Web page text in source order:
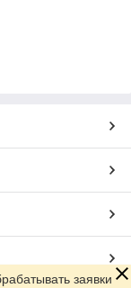
заявки